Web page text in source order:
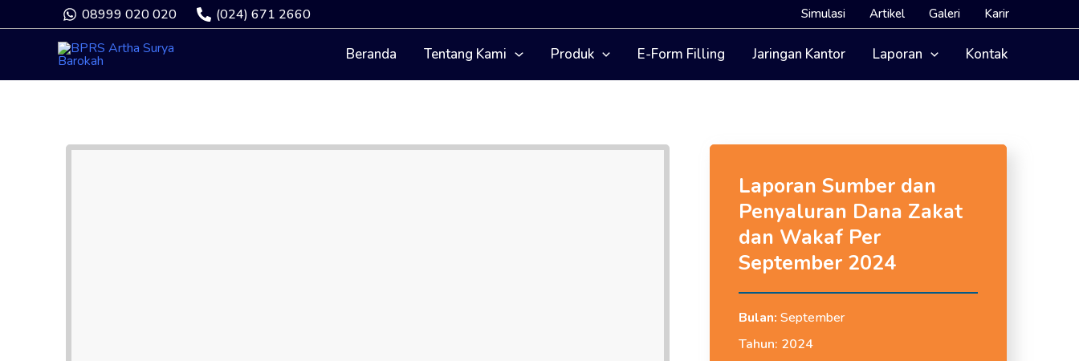
08999 020 020 (024) 671 2660 Simulasi Artikel Galeri Karir
Beranda Tentang Kami Produk E-Form Filling Jaringan Kantor Laporan Kontak
Laporan Sumber dan
Penyaluran Dana Zakat
dan Wakaf Per
September 2024
Bulan: September
Tahun: 2024